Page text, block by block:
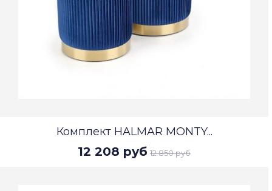
Комплект HALMAR MONTY...
12 208 руб 12 850 руб